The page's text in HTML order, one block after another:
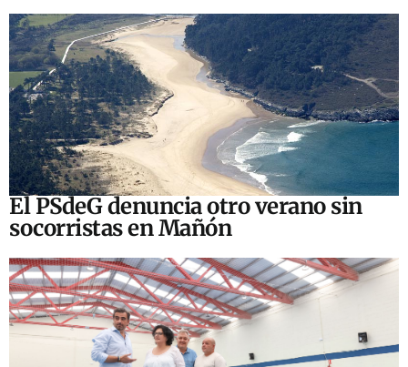
El PSdeG denuncia otro verano sin
socorristas en Mañón